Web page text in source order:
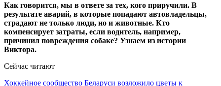
Как говорится, мы в ответе за тех, кого приручили. В
результате аварий, в которые попадают автовладельцы,
страдают не только люди, но и животные. Кто
компенсирует затраты, если водитель, например,
причинил повреждения собаке? Узнаем из истории
Виктора.
Сейчас читают
Хоккейное сообщество Беларуси возложило цветы к